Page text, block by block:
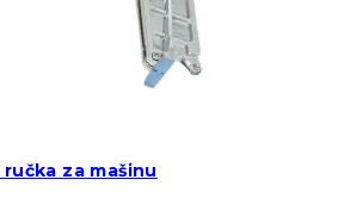
ručka za mašinu